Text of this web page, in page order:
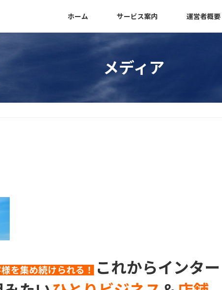
ホーム サービス案内 運営者概要
メディア
を集め続けられる！
これからインター